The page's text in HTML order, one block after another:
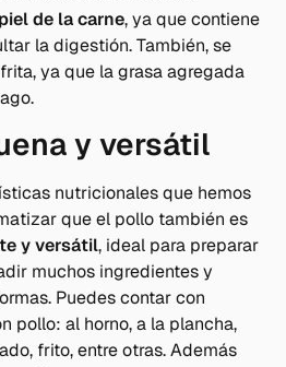
de la carne, ya que contiene
la digestión. También, se
ya que la grasa agregada
y versátil
nutricionales que hemos
que el pollo también es
y versátil, ideal para preparar
muchos ingredientes y
Puedes contar con
pollo: al horno, a la plancha,
frito, entre otras. Además